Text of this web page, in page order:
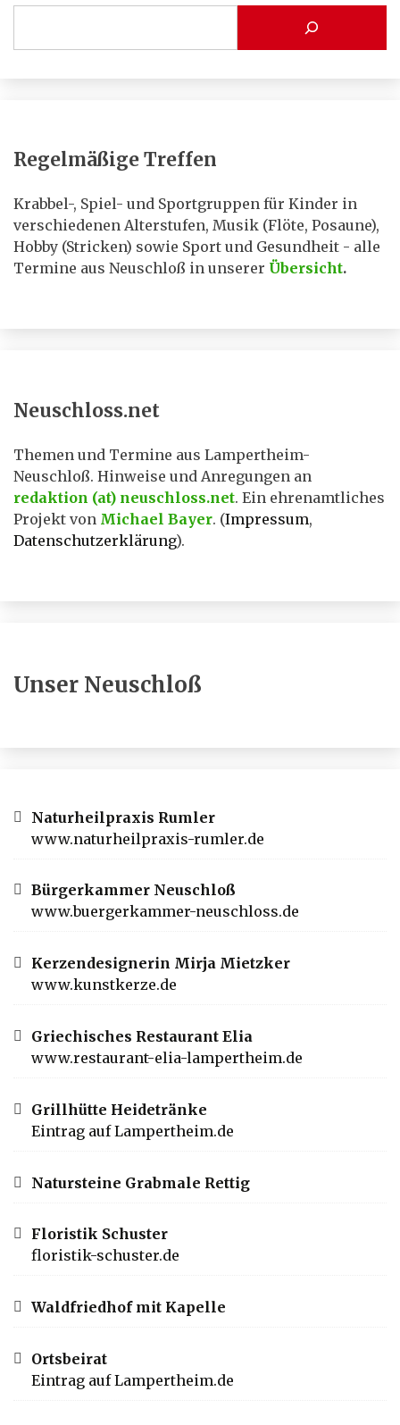
Regelmäßige Treffen
Krabbel-, Spiel- und Sportgruppen für Kinder in
verschiedenen Alterstufen, Musik (Flöte, Posaune),
Hobby (Stricken) sowie Sport und Gesundheit - alle
Termine aus Neuschloß in unserer Übersicht.
Neuschloss.net
Themen und Termine aus Lampertheim-
Neuschloß. Hinweise und Anregungen an
redaktion (at) neuschloss.net. Ein ehrenamtliches
Projekt von Michael Bayer. (Impressum,
Datenschutzerklärung).
Unser Neuschloß
Naturheilpraxis Rumler
www.naturheilpraxis-rumler.de
Bürgerkammer Neuschloß
www.buergerkammer-neuschloss.de
Kerzendesignerin Mirja Mietzker
www.kunstkerze.de
Griechisches Restaurant Elia
www.restaurant-elia-lampertheim.de
Grillhütte Heidetränke
Eintrag auf Lampertheim.de
Natursteine Grabmale Rettig
Floristik Schuster
floristik-schuster.de
Waldfriedhof mit Kapelle
Ortsbeirat
Eintrag auf Lampertheim.de